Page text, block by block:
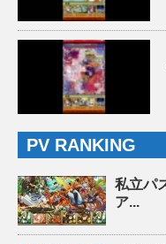
PV RANKING
私立パ
ア...